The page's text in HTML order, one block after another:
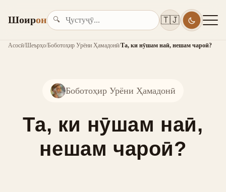
Шоирон 🔍 🇹🇯
Асосӣ/Шеърҳо/Боботоҳир Урёни Ҳамадонӣ/Та, ки нӯшам наӣ, нешам чароӣ?
Боботоҳир Урёни Ҳамадонӣ
Та, ки нӯшам наӣ,
нешам чароӣ?